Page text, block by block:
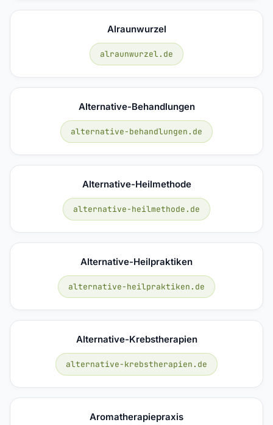
Alraunwurzel
alraunwurzel.de
Alternative-Behandlungen
alternative-behandlungen.de
Alternative-Heilmethode
alternative-heilmethode.de
Alternative-Heilpraktiken
alternative-heilpraktiken.de
Alternative-Krebstherapien
alternative-krebstherapien.de
Aromatherapiepraxis